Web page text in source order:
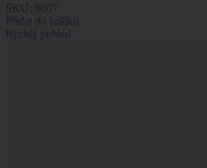
SKU: 6007
Přidat do košíku
Rychlý pohled